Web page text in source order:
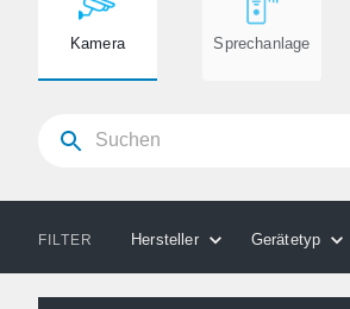
Kamera Sprechanlage
FILTER Hersteller Gerätetyp